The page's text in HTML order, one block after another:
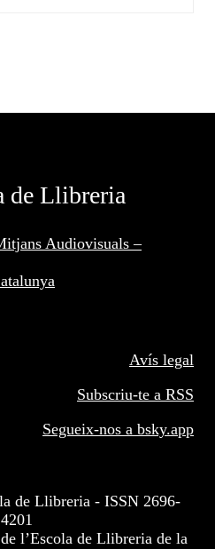
de Llibreria
Audiovisuals –
Avís legal
Subscriu-te a RSS
Segueix-nos a bsky.app
de Llibreria - ISSN 2696-
4201
l’Escola de Llibreria de la